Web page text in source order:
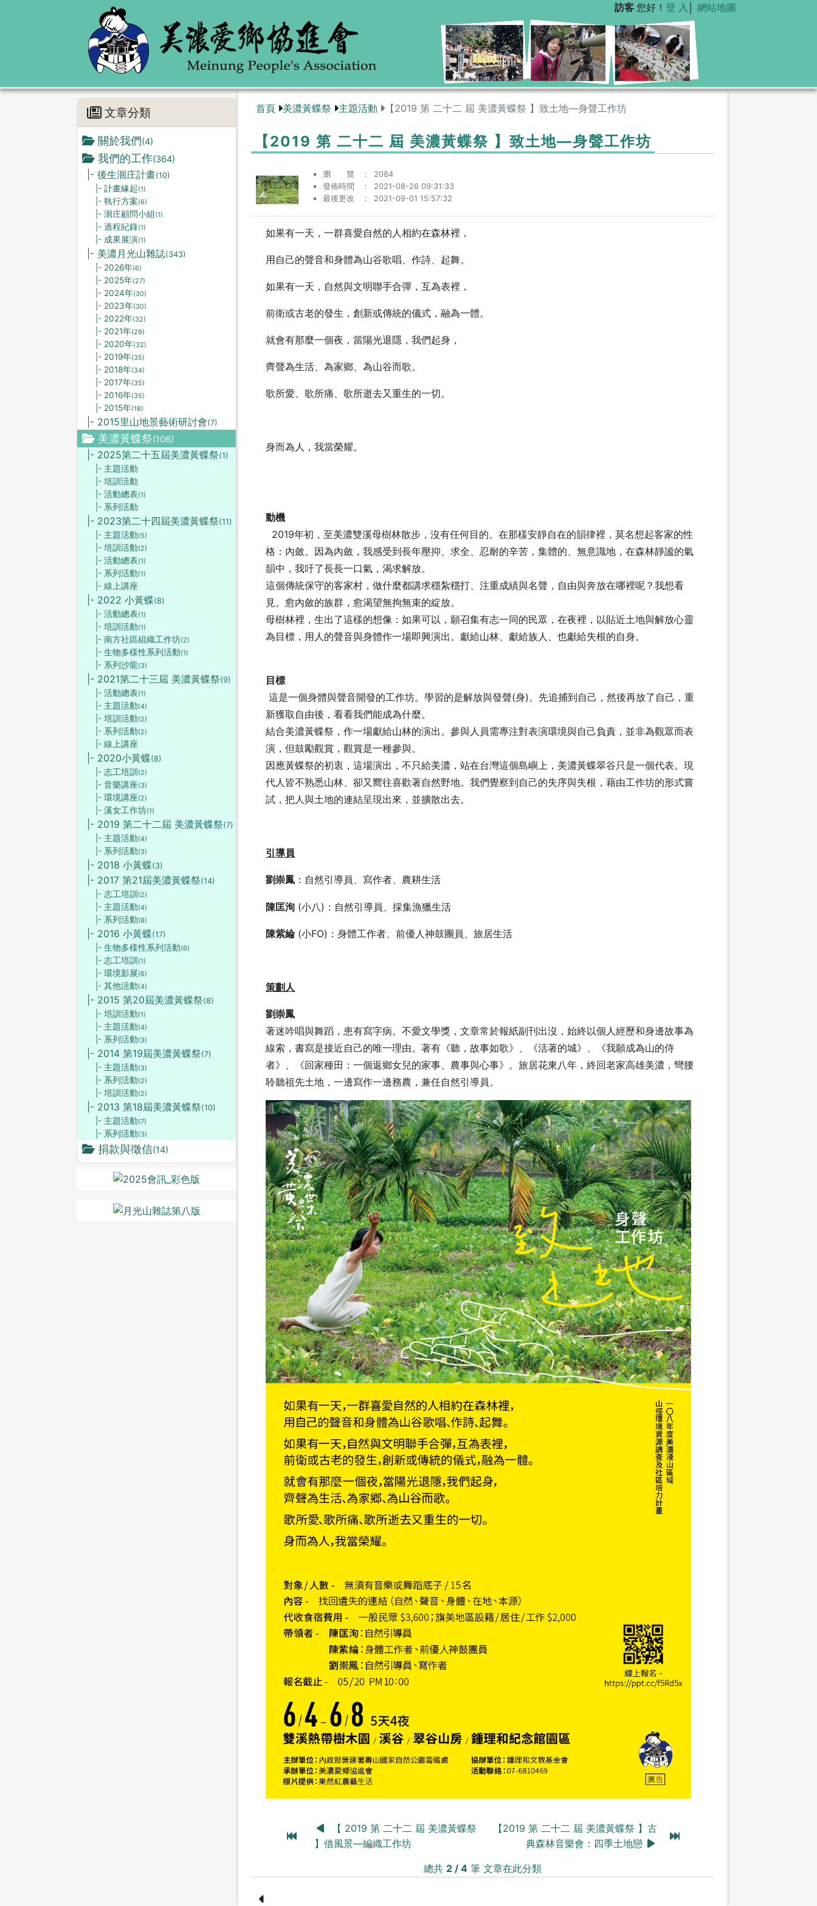
訪客 您好！ 登 入 網站地圖
文章分類
關於我們(4)
我們的工作(364)
|- 後生洄庄計畫(10)
|- 計畫緣起(1)
|- 執行方案(6)
|- 洄庄顧問小組 (1)
|- 過程紀錄(1)
|- 成果展演(1)
|- 美濃月光山雜誌(343)
|- 2026年(6)
|- 2025年(27)
|- 2024年(30)
|- 2023年(30)
|- 2022年(32)
|- 2021年(29)
|- 2020年(32)
|- 2019年(35)
|- 2018年(34)
|- 2017年(35)
|- 2016年(35)
|- 2015年(18)
|- 2015里山地景藝術研討會(7)
美濃黃蝶祭(106)
|- 2025第二十五屆美濃黃蝶祭(1)
|- 主題活動
|- 培訓活動
|- 活動總表(1)
|- 系列活動
|- 2023第二十四屆美濃黃蝶祭(11)
|- 主題活動(5)
|- 培訓活動(2)
|- 活動總表(1)
|- 系列活動(1)
|- 線上講座
|- 2022 小黃蝶(8)
|- 活動總表(1)
|- 培訓活動(1)
|- 南方社區組織工作坊(2)
|- 生物多樣性系列活動(1)
|- 系列沙龍(3)
|- 2021第二十三屆 美濃黃蝶祭(9)
|- 活動總表(1)
|- 主題活動(4)
|- 培訓活動(2)
|- 系列活動(2)
|- 線上講座
|- 2020小黃蝶(8)
|- 志工培訓 (2)
|- 音樂講座(3)
|- 環境講座(2)
|- 溪女工作坊(1)
|- 2019 第二十二屆 美濃黃蝶祭(7)
|- 主題活動(4)
|- 系列活動(3)
|- 2018 小黃蝶(3)
|- 2017 第21屆美濃黃蝶祭(14)
|- 志工培訓 (2)
|- 主題活動(4)
|- 系列活動(8)
|- 2016 小黃蝶(17)
|- 生物多樣性系列活動(6)
|- 志工培訓 (1)
|- 環境影展(6)
|- 其他活動(4)
|- 2015 第20屆美濃黃蝶祭(8)
|- 培訓活動(1)
|- 主題活動(4)
|- 系列活動(3)
|- 2014 第19屆美濃黃蝶祭(7)
|- 主題活動(3)
|- 系列活動(2)
|- 培訓活動(2)
|- 2013 第18屆美濃黃蝶祭(10)
|- 主題活動(7)
|- 系列活動(3)
捐款與徵信(14)
首頁 美濃黃蝶祭 主題活動 【2019 第 二十二 屆 美濃黃蝶祭 】致土地—身聲工作坊
【2019 第 二十二 屆 美濃黃蝶祭 】致土地—身聲工作坊
瀏 覽
2084
發佈時間
2021-08-26 09:31:33
最後更改
2021-09-01 15:57:32
如果有一天，一群喜愛自然的人相約在森林裡，
用自己的聲音和身體為山谷歌唱、作詩、起舞。
如果有一天，自然與文明聯手合彈，互為表裡，
前衛或古老的發生，創新或傳統的儀式，融為一體。
就會有那麼一個夜，當陽光退隱，我們起身，
齊聲為生活、為家鄉、為山谷而歌。
歌所愛、歌所痛、歌所逝去又重生的一切。
身而為人，我當榮耀。
動機
2019年初，至美濃雙溪母樹林散步，沒有任何目的。在那樣安靜自在的韻律裡，莫名想起客家的性
格：內斂。因為內斂，我感受到長年壓抑、求全、忍耐的辛苦，集體的、無意識地，在森林靜謐的氣
韻中，我吁了長長一口氣，渴求解放。
這個傳統保守的客家村，做什麼都講求穩紮穩打、注重成績與名聲，自由與奔放在哪裡呢？我想看
見。愈內斂的族群，愈渴望無拘無束的綻放。
母樹林裡，生出了這樣的想像：如果可以，願召集有志一同的民眾，在夜裡，以貼近土地與解放心靈
為目標，用人的聲音與身體作一場即興演出。獻給山林、獻給族人、也獻給失根的自身。
目標
這是一個身體與聲音開發的工作坊。學習的是解放與發聲(身)。先追捕到自己，然後再放了自己，重
新獲取自由後，看看我們能成為什麼。
結合美濃黃蝶祭，作一場獻給山林的演出。參與人員需專注對表演環境與自己負責，並非為觀眾而表
演，但鼓勵觀賞，觀賞是一種參與。
因應黃蝶祭的初衷，這場演出，不只給美濃，站在台灣這個島嶼上，美濃黃蝶翠谷只是一個代表。現
代人皆不熟悉山林、卻又嚮往喜歡著自然野地。我們覺察到自己的失序與失根，藉由工作坊的形式嘗
試，把人與土地的連結呈現出來，並擴散出去。
引導員
劉崇鳳 ：自然引導員、寫作者、農耕生活
陳匡洵 (小八)：自然引導員、採集漁獵生活
陳紫綸(小FO)：身體工作者、前優人神鼓團員、旅居生活
策劃人
劉崇鳳
著迷吟唱與舞蹈，患有寫字病。不愛文學獎，文章常於報紙副刊出沒，始終以個人經歷和身邊故事為
線索，書寫是接近自己的唯一理由。著有《聽，故事如歌》、《活著的城》、《我願成為山的侍
者》、《回家種田：一個返鄉女兒的家事、農事與心事》。旅居花東八年，終回老家高雄美濃，彎腰
聆聽祖先土地，一邊寫作一邊務農，兼任自然引導員。
【 2019 第 二十二 屆 美濃黃蝶祭
】借風景—編織工作坊
【2019 第 二十二 屆 美濃黃蝶祭 】古
典森林音樂會：四季土地戀
總共 2 / 4 筆 文章在此分類